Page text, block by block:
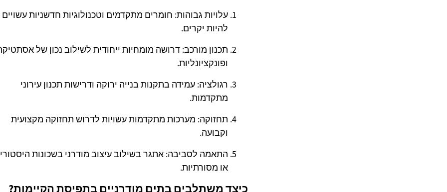
עלויות גבוהות: חומרים מתקדמים וטכנולוגיות חדשניות עשויים
להיות יקרים.
תכנון מורכב: דרושה מומחיות ייחודית לשילוב נכון של
ופונקציונליות.
רגולציה: עמידה בתקנות בנייה ירוקה ודרישות תכנון עירוני
מתקדמות.
תחזוקה: מערכות מתקדמות עשויות לדרוש תחזוקה מקצועית
וקבועה.
התאמה לסביבה: אתגר בשילוב עיצוב מודרני בשכונות
או מסורתיות.
כיצד משתלבים בתים מודרניים בתפיסת הקיימות?